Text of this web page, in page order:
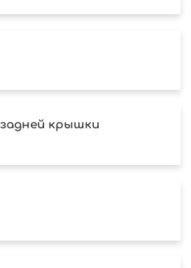
крышки